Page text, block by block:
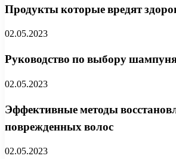
Продукты которые вредят
02.05.2023
Руководство по выбору
02.05.2023
Эффективные методы
поврежденных волос
02.05.2023